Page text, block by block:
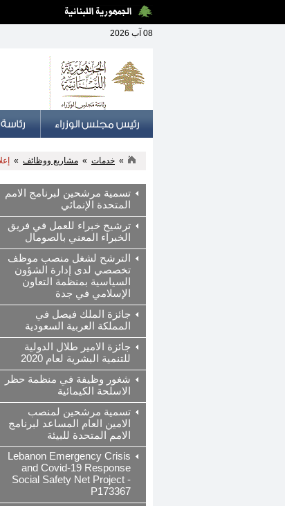
08 آب 2026
» خدمات » مشاريع ووظائف »
تسمية مرشحين لبرنامج الامم
المتحدة الإنمائي
ترشيح خبراء للعمل في فريق
الخبراء المعني بالصومال
الترشح لشغل منصب موظف
تخصصي لدى إدارة الشؤون
السياسية بمنظمة التعاون
الإسلامي في جدة
جائزة الملك فيصل في
المملكة العربية السعودية
جائزة الامير طلال الدولية
للتنمية البشرية لعام 2020
شغور وظيفة في منظمة حظر
الاسلحة الكيمائية
تسمية مرشحين لمنصب
الامين العام المساعد لبرنامج
الامم المتحدة للبيئة
Lebanon Emergency Crisis
and Covid-19 Response
Social Safety Net Project -
P173367